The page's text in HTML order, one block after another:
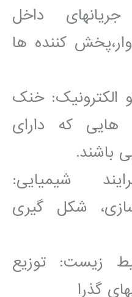
جريانھای داخل
کننده ھا
الکترونيک: خنک
ھايی که دارای
باشند.
شيميايی:
شکل گيری
زيست: توزيع
گذرا